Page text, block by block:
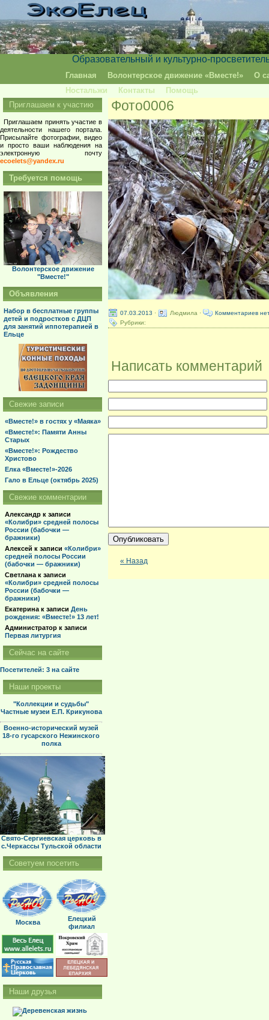
Образовательный и культурно-
Главная Волонтерское движение «Вместе!»
О
Ностальжи
Контакты Помощь
Фото0006
07.03.2013 · Людмила ·
Комментариев
Рубрики:
Написать комментарий
« Назад
Приглашаем к участию
Приглашаем принять участие в
деятельности нашего портала.
Присылайте фотографии, видео
и просто ваши наблюдения на
электронную почту
ecoelets@yandex.ru
Требуется помощь
Волонтерское движение
"Вместе!"
Объявления
Набор в бесплатные группы
детей и подростков с ДЦП
для занятий иппотерапией в
Ельце
Свежие записи
«Вместе!» в гостях у «Маяка»
«Вместе!»: Памяти Анны
Старых
«Вместе!»: Рождество
Христово
Елка «Вместе!»-2026
Гало в Ельце (октябрь 2025)
Свежие комментарии
Александр к записи
«Колибри» средней полосы
России (бабочки —
бражники)
Алексей к записи «Колибри»
средней полосы России
(бабочки — бражники)
Светлана к записи
«Колибри» средней полосы
России (бабочки —
бражники)
Екатерина к записи День
рождения: «Вместе!» 13 лет!
Администратор к записи
Первая литургия
Сейчас на сайте
Посетителей: 3 на сайте
Наши проекты
"Коллекции и судьбы"
Частные музеи Е.П. Крикунова
Военно-исторический музей
18-го гусарского Нежинского
полка
Свято-Сергиевская церковь в
с.Черкассы Тульской области
Советуем посетить
Москва
Елецкий
филиал
Наши друзья